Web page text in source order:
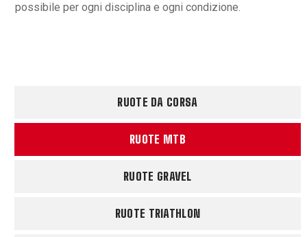
possibile per ogni disciplina e ogni condizione.
RUOTE DA CORSA
RUOTE MTB
RUOTE GRAVEL
RUOTE TRIATHLON